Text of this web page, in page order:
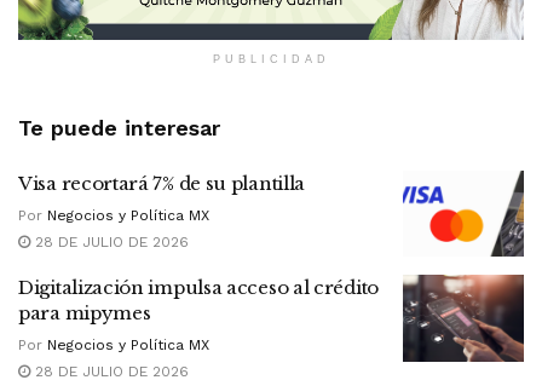
PUBLICIDAD
Te puede interesar
Visa recortará 7% de su plantilla
Por Negocios y Política MX
28 DE JULIO DE 2026
Digitalización impulsa acceso al crédito
para mipymes
Por Negocios y Política MX
28 DE JULIO DE 2026